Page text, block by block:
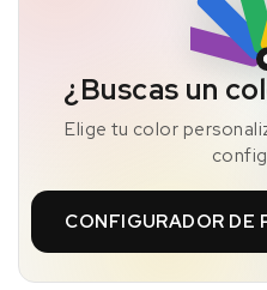
¿Buscas un
Elige tu color
CONFIGURADOR DE